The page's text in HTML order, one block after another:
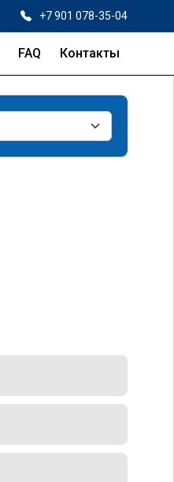
+7 901 078-35-04
FAQ Контакты